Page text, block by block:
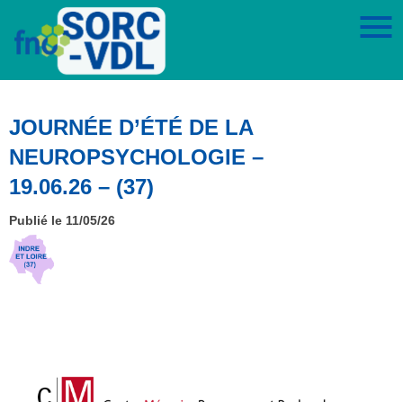
JOURNÉE D’ÉTÉ DE LA
NEUROPSYCHOLOGIE –
19.06.26 – (37)
Publié le 11/05/26